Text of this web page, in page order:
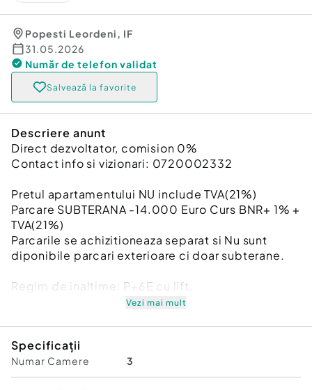
Popesti Leordeni, IF
31.05.2026
Număr de telefon validat
Salvează la favorite
Descriere anunt
Direct dezvoltator, comision 0%
Contact info si vizionari: 0720002332
Pretul apartamentului NU include TVA(21%)
Parcare SUBTERANA -14.000 Euro Curs BNR+ 1% +
TVA(21%)
Parcarile se achizitioneaza separat si Nu sunt
diponibile parcari exterioare ci doar subterane.
Regim de inaltime: P+6E cu lift.
Leordeni in proximitatea statiei de metrou
Berceni (aprox.3 minute, pe jos), intr-o locatie
privilegiata a orasului, la doi pasi de marile centre
Vezi mai mult
Specificații
Numar Camere 3